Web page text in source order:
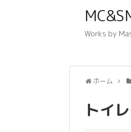
Works by
ホーム
トイ